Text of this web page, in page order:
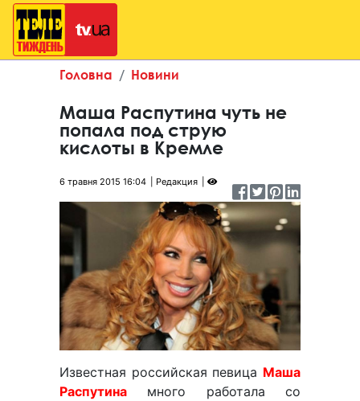
Головна Новини
Маша Распутина чуть не
попала под струю
кислоты в Кремле
6 травня 2015 16:04 Редакция
Известная российская певица Маша
Распутина много работала со